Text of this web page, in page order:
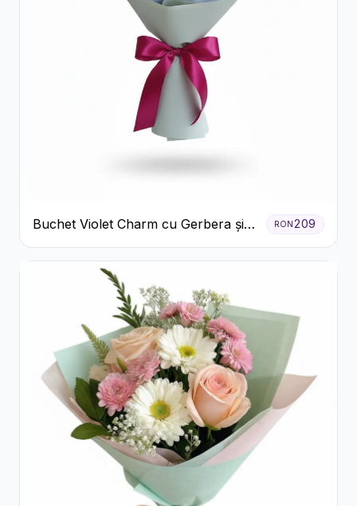
Buchet Violet Charm cu Gerbera și
Lisianthus Alb
RON209